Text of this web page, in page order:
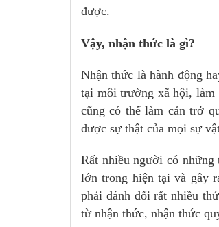
được.
Vậy, nhận thức là gì?
Nhận thức là hành động
tại môi trường xã hội, làm
cũng có thể làm cản trở
được sự thật của mọi sự
Rất nhiều người có
lớn trong hiện tại và gây
phải đánh đổi rất nhiều
từ nhận thức, nhận thức